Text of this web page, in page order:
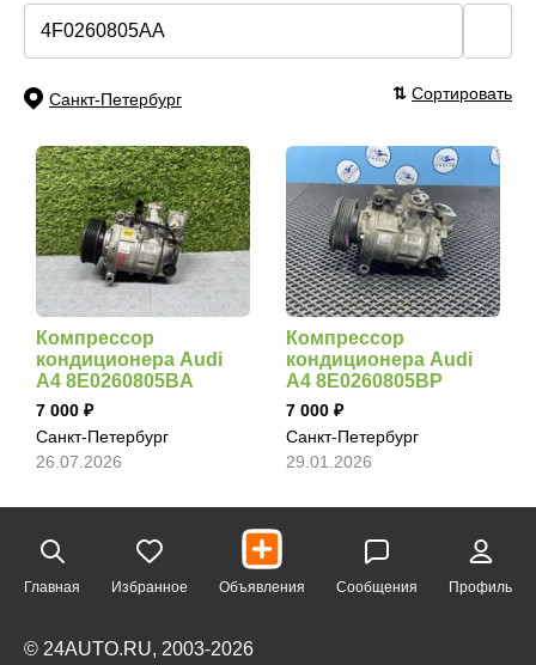
Санкт-Петербург ⇅ Сортировать
Компрессор
кондиционера Audi
A4 8E0260805BA
7 000
Санкт-Петербург
26.07.2026
Компрессор
кондиционера Audi
A4 8E0260805BP
7 000
Санкт-Петербург
29.01.2026
Главная Избранное Объявления Сообщения Профиль
© 24AUTO.RU, 2003-2026